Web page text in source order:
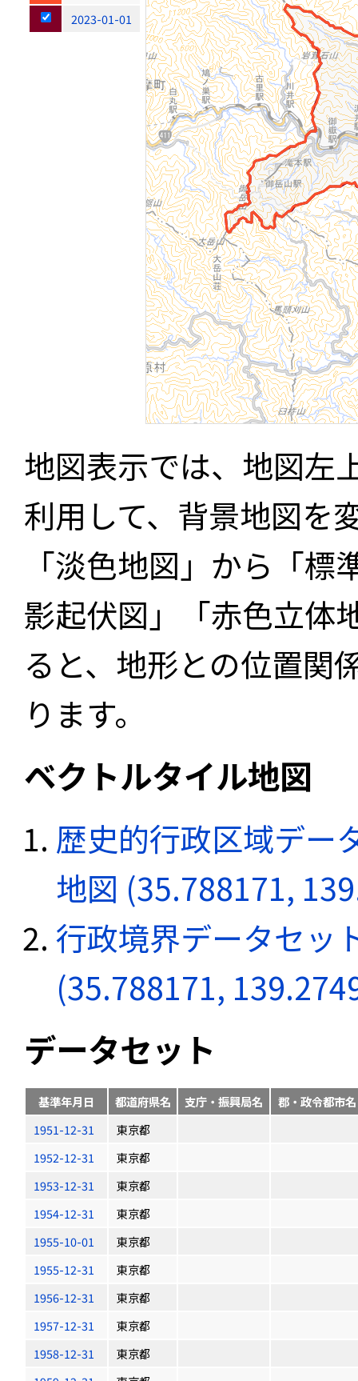
2023-01-01
地図表示では、地図左
利用して、背景地図を
「淡色地図」から「
影起伏図」「赤色立体
ると、地形との位置関
ります。
ベクトルタイル地図
歴史的行政区域デー
地図 (35.788171,
行政境界データセッ
(35.788171,
データセット
基準年月日 都道府県名 支庁・振興局名
郡・政令都市名
1951-12-31
東京都
1952-12-31
東京都
1953-12-31
東京都
1954-12-31
東京都
1955-10-01
東京都
1955-12-31
東京都
1956-12-31
東京都
1957-12-31
東京都
1958-12-31
東京都